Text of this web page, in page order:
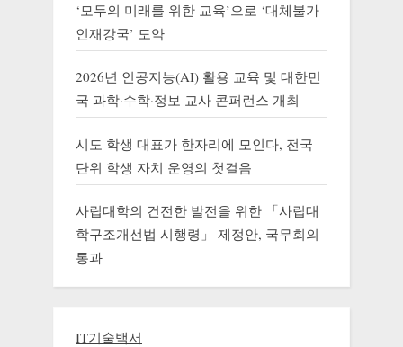
‘모두의 미래를 위한 교육’으로 ‘대체불가
인재강국’ 도약
2026년 인공지능(AI) 활용 교육 및 대한민
국 과학·수학·정보 교사 콘퍼런스 개최
시도 학생 대표가 한자리에 모인다, 전국
단위 학생 자치 운영의 첫걸음
사립대학의 건전한 발전을 위한 「사립대
학구조개선법 시행령」 제정안, 국무회의
통과
IT기술백서